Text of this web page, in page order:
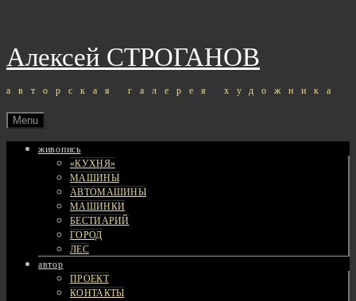
Алексей СТРОГАНОВ
авторская галерея художника
Menu
живопись
«КУХНЯ»
МАШИНЫ
АВТОМАШИНЫ
МАШИНКИ
БЕСТИАРИЙ
ГОРОД
ЛЕС
автор
ПРОЕКТ
КОНТАКТЫ